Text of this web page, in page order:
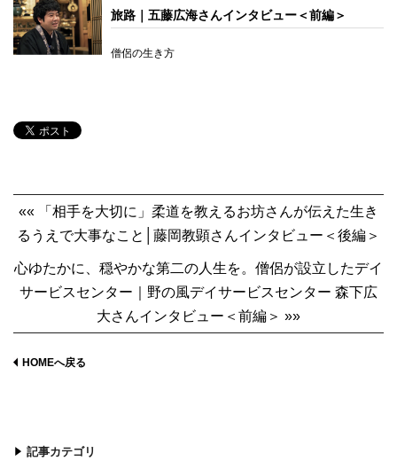
旅路｜五藤広海さんインタビュー＜前編＞
僧侶の生き方
«« 「相手を大切に」柔道を教えるお坊さんが伝えた生き
るうえで大事なこと│藤岡教顕さんインタビュー＜後編＞
心ゆたかに、穏やかな第二の人生を。僧侶が設立したデイ
サービスセンター｜野の風デイサービスセンター 森下広
大さんインタビュー＜前編＞ »»
HOMEへ戻る
記事カテゴリ